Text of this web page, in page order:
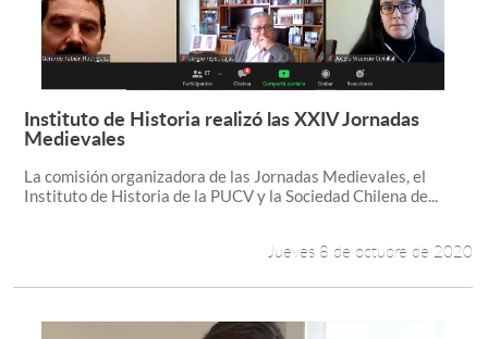
Leer más +
Instituto de Historia realizó las XXIV Jornadas
Medievales
La comisión organizadora de las Jornadas Medievales, el
Instituto de Historia de la PUCV y la Sociedad Chilena de...
Jueves 8 de octubre de 2020